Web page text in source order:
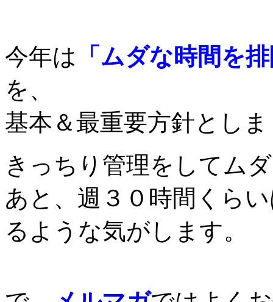
今年は 「ムダな時間を
を、
基本＆最重要方針とし
きっちり管理をしてム
あと、週３０時間くら
るような気がします。